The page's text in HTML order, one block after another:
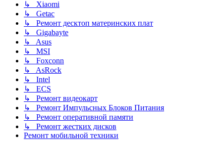
↳ Xiaomi
↳ Getac
↳ Ремонт десктоп материнских плат
↳ Gigabayte
↳ Asus
↳ MSI
↳ Foxconn
↳ AsRock
↳ Intel
↳ ECS
↳ Ремонт видеокарт
↳ Ремонт Импульсных Блоков Питания
↳ Ремонт оперативной памяти
↳ Ремонт жестких дисков
Ремонт мобильной техники